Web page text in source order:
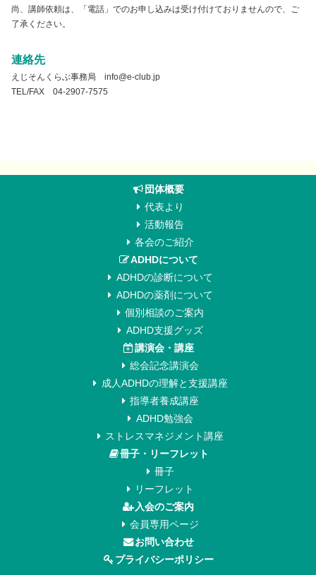
尚、講師依頼は、「電話」でのお申し込みは受け付けておりませんので、ご
了承ください。
連絡先
えじそんくらぶ事務局 info@e-club.jp
TEL/FAX 04-2907-7575
団体概要
代表より
活動報告
各会のご紹介
ADHDについて
ADHDの診断について
ADHDの薬剤について
個別相談のご案内
ADHD支援グッズ
講演会・講座
総会記念講演会
成人ADHDの理解と支援講座
指導者養成講座
ADHD勉強会
ストレスマネジメント講座
冊子・リーフレット
冊子
リーフレット
入会のご案内
会員専用ページ
お問い合わせ
プライバシーポリシー